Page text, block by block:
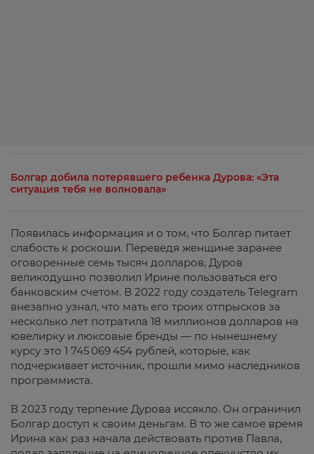
Болгар добила потерявшего ребенка Дурова: «Эта
ситуация тебя не волновала»
Появилась информация и о том, что Болгар питает
слабость к роскоши. Переведя женщине заранее
оговоренные семь тысяч долларов, Дуров
великодушно позволил Ирине пользоваться его
банковским счетом. В 2022 году создатель Telegram
внезапно узнал, что мать его троих отпрысков за
несколько лет потратила 18 миллионов долларов на
ювелирку и люксовые бренды — по нынешнему
курсу это 1 745 069 454 рублей, которые, как
подчеркивает источник, прошли мимо наследников
программиста.
В 2023 году терпение Дурова иссякло. Он ограничил
Болгар доступ к своим деньгам. В то же самое время
Ирина как раз начала действовать против Павла,